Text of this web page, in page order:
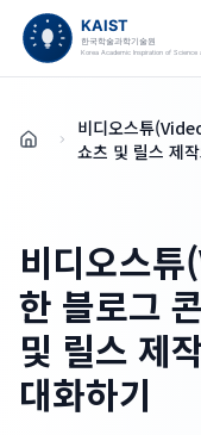
홈
비디오스튜
쇼츠 및 릴스 제
비디오스
한 블로그
및 릴스 제
대화하기